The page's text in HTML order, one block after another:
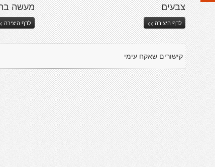
מעשה
לדף היצירה
צבעים
לדף היצירה >>
קישורים שאקח עימי